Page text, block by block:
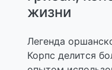
жизни
Легенда
Корпс делится